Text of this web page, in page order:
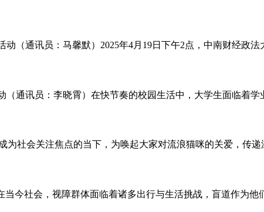
（通讯员：马馨默）2025年4月19日下午2点，中南财经政法
通讯员：李晓霄）在快节奏的校园生活中，大学生面临着
社会关注焦点的当下，为唤起大家对流浪猫咪的关爱，传
今社会，视障群体面临着诸多出行与生活挑战，盲道作为他